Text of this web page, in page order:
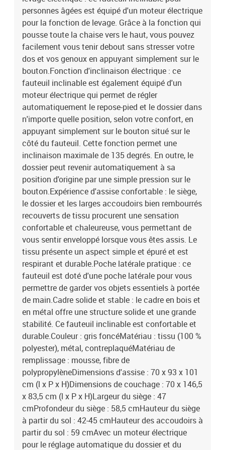
personnes âgées est équipé d'un moteur électrique
pour la fonction de levage. Grâce à la fonction qui
pousse toute la chaise vers le haut, vous pouvez
facilement vous tenir debout sans stresser votre
dos et vos genoux en appuyant simplement sur le
bouton.Fonction d'inclinaison électrique : ce
fauteuil inclinable est également équipé d'un
moteur électrique qui permet de régler
automatiquement le repose-pied et le dossier dans
n'importe quelle position, selon votre confort, en
appuyant simplement sur le bouton situé sur le
côté du fauteuil. Cette fonction permet une
inclinaison maximale de 135 degrés. En outre, le
dossier peut revenir automatiquement à sa
position d'origine par une simple pression sur le
bouton.Expérience d'assise confortable : le siège,
le dossier et les larges accoudoirs bien rembourrés
recouverts de tissu procurent une sensation
confortable et chaleureuse, vous permettant de
vous sentir enveloppé lorsque vous êtes assis. Le
tissu présente un aspect simple et épuré et est
respirant et durable.Poche latérale pratique : ce
fauteuil est doté d'une poche latérale pour vous
permettre de garder vos objets essentiels à portée
de main.Cadre solide et stable : le cadre en bois et
en métal offre une structure solide et une grande
stabilité. Ce fauteuil inclinable est confortable et
durable.Couleur : gris foncéMatériau : tissu (100 %
polyester), métal, contreplaquéMatériau de
remplissage : mousse, fibre de
polypropylèneDimensions d'assise : 70 x 93 x 101
cm (l x P x H)Dimensions de couchage : 70 x 146,5
x 83,5 cm (l x P x H)Largeur du siège : 47
cmProfondeur du siège : 58,5 cmHauteur du siège
à partir du sol : 42-45 cmHauteur des accoudoirs à
partir du sol : 59 cmAvec un moteur électrique
pour le réglage automatique du dossier et du